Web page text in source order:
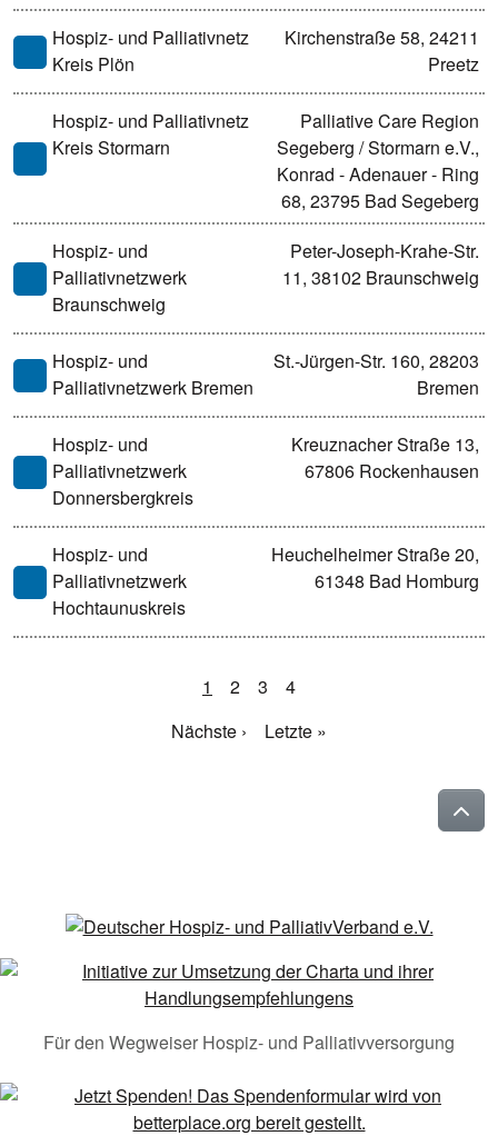
Hospiz- und Palliativnetz
Kreis Plön
Kirchenstraße 58, 24211
Preetz
Hospiz- und Palliativnetz
Kreis Stormarn
Palliative Care Region
Segeberg / Stormarn e.V.,
Konrad - Adenauer - Ring
68, 23795 Bad Segeberg
Hospiz- und
Palliativnetzwerk
Braunschweig
Peter-Joseph-Krahe-Str.
11, 38102 Braunschweig
Hospiz- und
Palliativnetzwerk Bremen
St.-Jürgen-Str. 160, 28203
Bremen
Hospiz- und
Palliativnetzwerk
Donnersbergkreis
Kreuznacher Straße 13,
67806 Rockenhausen
Hospiz- und
Palliativnetzwerk
Hochtaunuskreis
Heuchelheimer Straße 20,
61348 Bad Homburg
1 2 3
4
Nächste ›
Letzte »
Für den Wegweiser Hospiz- und Palliativversorgung